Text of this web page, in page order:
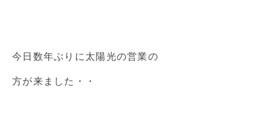
今日数年ぶりに太陽光の営業の
方が来ました・・